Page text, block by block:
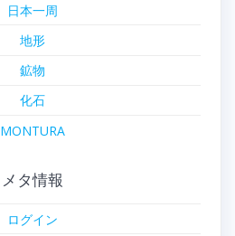
日本一周
地形
鉱物
化石
MONTURA
メタ情報
ログイン